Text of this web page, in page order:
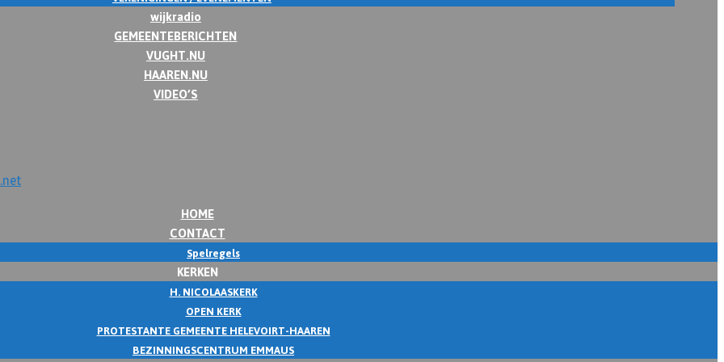
wijkradio
GEMEENTEBERICHTEN
VUGHT.NU
HAAREN.NU
VIDEO’S
HOME
CONTACT
Spelregels
KERKEN
H. NICOLAASKERK
OPEN KERK
PROTESTANTE GEMEENTE HELEVOIRT-HAAREN
BEZINNINGSCENTRUM EMMAUS